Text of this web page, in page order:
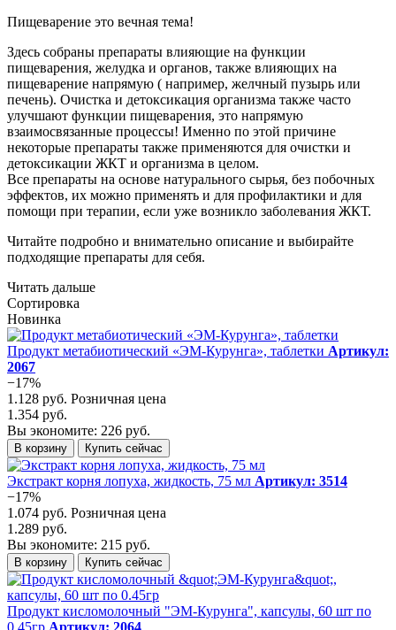
Пищеварение это вечная тема!
Здесь собраны препараты влияющие на функции
пищеварения, желудка и органов, также влияющих на
пищеварение напрямую ( например, желчный пузырь или
печень). Очистка и детоксикация организма также часто
улучшают функции пищеварения, это напрямую
взаимосвязанные процессы! Именно по этой причине
некоторые препараты также применяются для очистки и
детоксикации ЖКТ и организма в целом.
Все препараты на основе натурального сырья, без побочных
эффектов, их можно применять и для профилактики и для
помощи при терапии, если уже возникло заболевания ЖКТ.
Читайте подробно и внимательно описание и выбирайте
подходящие препараты для себя.
Читать дальше
Сортировка
Новинка
Продукт метабиотический «ЭМ-Курунга», таблетки Артикул:
2067
−17%
1.128 руб. Розничная цена
1.354 руб.
Вы экономите: 226 руб.
В корзину Купить сейчас
Экстракт корня лопуха, жидкость, 75 мл Артикул: 3514
−17%
1.074 руб. Розничная цена
1.289 руб.
Вы экономите: 215 руб.
В корзину Купить сейчас
Продукт кисломолочный "ЭМ-Курунга", капсулы, 60 шт по
0.45гр Артикул: 2064